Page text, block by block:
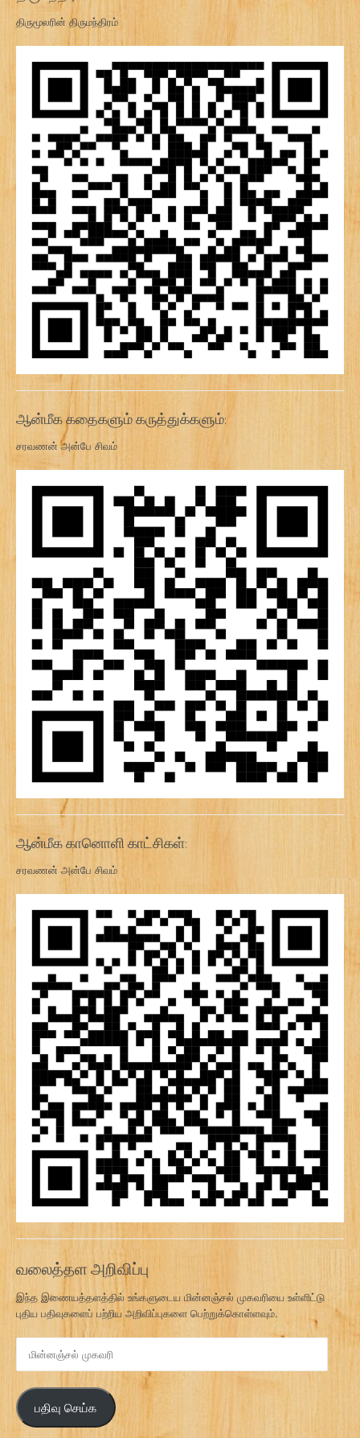
திருமூலரின் திருமந்திரம்
ஆன்மீக கதைகளும் கருத்துக்களும்:
சரவணன் அன்பே சிவம்
ஆன்மீக கானொளி காட்சிகள்:
சரவணன் அன்பே சிவம்
வலைத்தள அறிவிப்பு
இந்த இணையத்தளத்தில் உங்களுடைய மின்னஞ்சல் முகவரியை உள்ளிட்டு
புதிய பதிவுகளைப் பற்றிய அறிவிப்புகளை பெற்றுக்கொள்ளவும்.
ன
ஞ்
ச
ல்
பதிவு செய்க